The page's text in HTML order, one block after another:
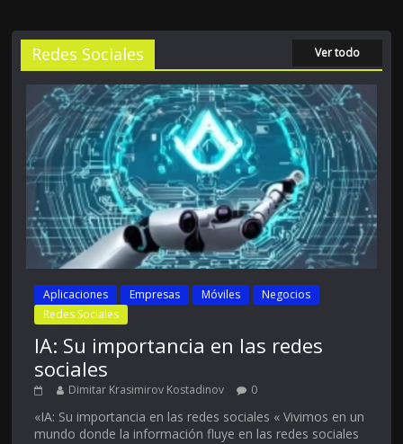
Redes Sociales Ver todo
Aplicaciones Empresas Móviles
Negocios
Redes Sociales
IA: Su importancia en las redes
sociales
Dimitar Krasimirov Kostadinov 0
«IA: Su importancia en las redes sociales « Vivimos en un
mundo donde la información fluye en las redes sociales